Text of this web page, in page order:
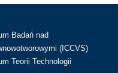
Badań nad
(ICCVS)
Teorii Technologii